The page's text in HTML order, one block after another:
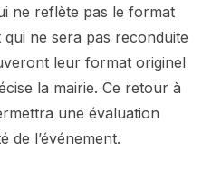
ne reflète pas le format
qui ne sera pas reconduite
leur format originel
la mairie. Ce retour à
une évaluation
de l’événement.